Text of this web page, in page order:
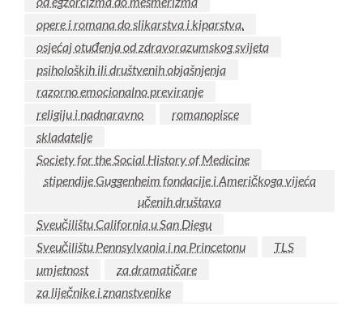
opere i romana do slikarstva i kiparstva.
osjećaj otuđenja od zdravorazumskog svijeta
psiholoških ili društvenih objašnjenja
razorno emocionalno previranje
religiju i nadnaravno
romanopisce
skladatelje
Society for the Social History of Medicine
stipendije Guggenheim fondacije i Američkoga vijeća
učenih društava
Sveučilištu California u San Diegu
Sveučilištu Pennsylvania i na Princetonu
TLS
umjetnost
za dramatičare
za liječnike i znanstvenike